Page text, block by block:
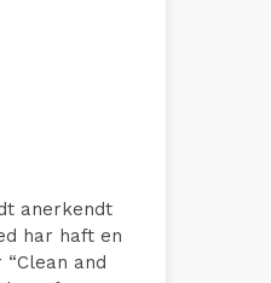
anerkendt
har haft en
and